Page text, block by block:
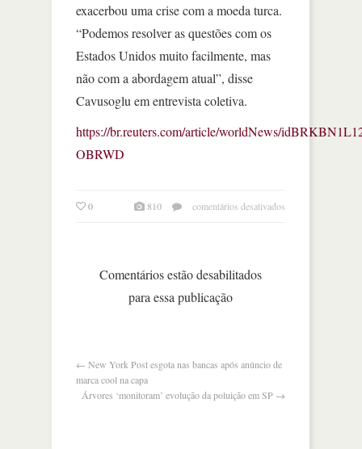
exacerbou uma crise com a moeda turca.
“Podemos resolver as questões com os
Estados Unidos muito facilmente, mas
não com a abordagem atual”, disse
Cavusoglu em entrevista coletiva.
https://br.reuters.com/article/worldNews/
OBRWD
0 810 comentários desativados
Comentários estão desabilitados
para essa publicação
← New York Post esgota nas bancas após anúncio de
marca cool na capa
Árvores ‘monitoram’ evolução da poluição em SP →